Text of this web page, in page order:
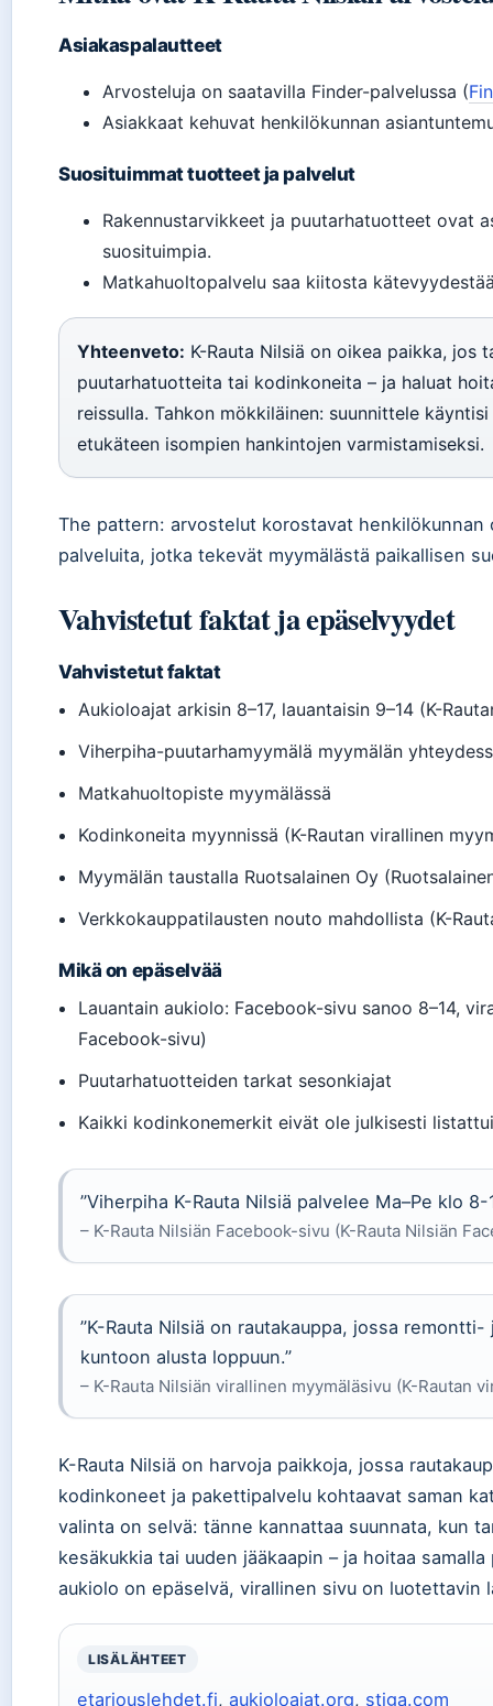
Asiakaspalautteet
Arvosteluja on saatavilla Finder-palvelussa (
Asiakkaat kehuvat henkilökunnan
Suosituimmat tuotteet ja palvelut
Rakennustarvikkeet ja puutarhatuotteet ovat
suosituimpia.
Matkahuoltopalvelu saa kiitosta
Yhteenveto: K-Rauta Nilsiä on oikea paikka, jos
puutarhatuotteita tai kodinkoneita – ja haluat
reissulla. Tahkon mökkiläinen: suunnittele
etukäteen isompien hankintojen varmistamiseksi.
The pattern: arvostelut korostavat henkilökunnan
palveluita, jotka tekevät myymälästä paikallisen
Vahvistetut faktat ja epäselvyydet
Vahvistetut faktat
Aukioloajat arkisin 8–17, lauantaisin 9–14 (K-
Viherpiha-puutarhamyymälä myymälän
Matkahuoltopiste myymälässä
Kodinkoneita myynnissä (K-Rautan virallinen
Myymälän taustalla Ruotsalainen Oy
Verkkokauppatilausten nouto mahdollista (K-
Mikä on epäselvää
Lauantain aukiolo: Facebook-sivu sanoo 8–14,
Facebook-sivu)
Puutarhatuotteiden tarkat sesonkiajat
Kaikki kodinkonemerkit eivät ole julkisesti
”Viherpiha K-Rauta Nilsiä palvelee Ma–Pe klo
– K-Rauta Nilsiän Facebook-sivu (K-Rauta Nilsiän
”K-Rauta Nilsiä on rautakauppa, jossa
kuntoon alusta loppuun.”
– K-Rauta Nilsiän virallinen myymäläsivu (K-Rautan
K-Rauta Nilsiä on harvoja paikkoja, jossa
kodinkoneet ja pakettipalvelu kohtaavat saman
valinta on selvä: tänne kannattaa suunnata, kun
kesäkukkia tai uuden jääkaapin – ja hoitaa
aukiolo on epäselvä, virallinen sivu on luotettavin
LISÄLÄHTEET
etarjouslehdet.fi, aukioloajat.org, stiga.com